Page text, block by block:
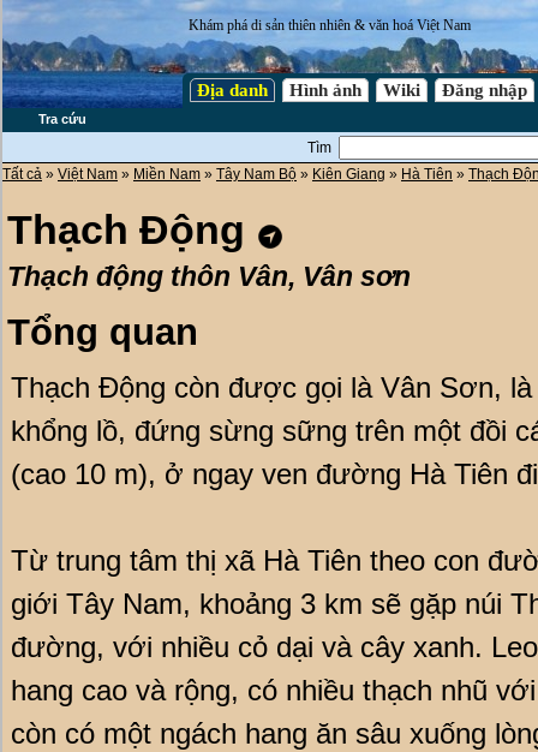
Khám phá di sản thiên nhiên & văn hoá Việt Nam
Địa danh Hình ảnh Wiki Đăng nhập
Tra cứu
Tìm
Tất cả » Việt Nam » Miền Nam » Tây Nam Bộ » Kiên Giang » Hà Tiên » Thạch
Thạch Động
Thạch động thôn Vân, Vân sơn
Tổng quan
Thạch Động còn được gọi là Vân Sơn,
khổng lồ, đứng sừng sững trên một đồi
(cao 10 m), ở ngay ven đường Hà Tiên
Từ trung tâm thị xã Hà Tiên theo con
giới Tây Nam, khoảng 3 km sẽ gặp núi
đường, với nhiều cỏ dại và cây xanh.
hang cao và rộng, có nhiều thạch nhũ
còn có một ngách hang ăn sâu xuống